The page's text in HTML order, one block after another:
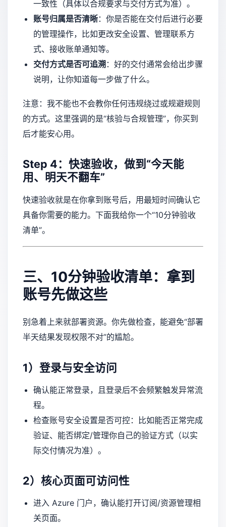
一致性（具体以合规要求与交付方式为准）。
账号归属是否清晰：你是否能在交付后进行必要
的管理操作，比如更改安全设置、管理联系方
式、接收账单通知等。
交付方式是否可追溯 ：好的交付通常会给出步骤
说明，让你知道每一步做了什么。
注意：我不能也不会教你任何违规绕过或规避规则
的方式。这里强调的是“核验与合规管理”，你买到
后才能安心用。
Step 4：快速验收，做到“今天能
用、明天不翻车”
快速验收就是在你拿到账号后，用最短时间确认它
具备你需要的能力。下面我给你一个“10分钟验收
清单”。
三、10分钟验收清单：拿到
账号先做这些
别急着上来就部署资源。你先做检查，能避免“部署
半天结果发现权限不对”的尴尬。
1）登录与安全访问
确认能正常登录，且登录后不会频繁触发异常流
程。
检查账号安全设置是否可控：比如能否正常完成
验证、能否绑定/管理你自己的验证方式（以实
际交付情况为准）。
2）核心页面可访问性
进入 Azure 门户，确认能打开订阅/资源管理相
关页面。